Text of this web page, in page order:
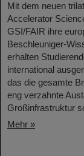
Mit dem neuen
Accelerator
GSI/FAIR ihre
Beschleuniger-
erhalten
international
das die gesamte
eng verzahnte
Großinfrastruktur
Mehr »